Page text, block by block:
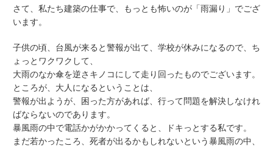
さて、私たち建築の仕事で、もっとも怖いのが「雨漏り」でござ
います。
子供の頃、台風が来ると警報が出て、学校が休みになるので、ち
ょっとワクワクして、
大雨のなか傘を逆さキノコにして走り回ったものでございます。
ところが、大人になるということは、
警報が出ようが、困った方があれば、行って問題を解決しなけれ
ばならないのであります。
暴風雨の中で電話かがかかってくると、ドキっとする私です。
まだ若かったころ、死者が出るかもしれないという暴風雨の中、